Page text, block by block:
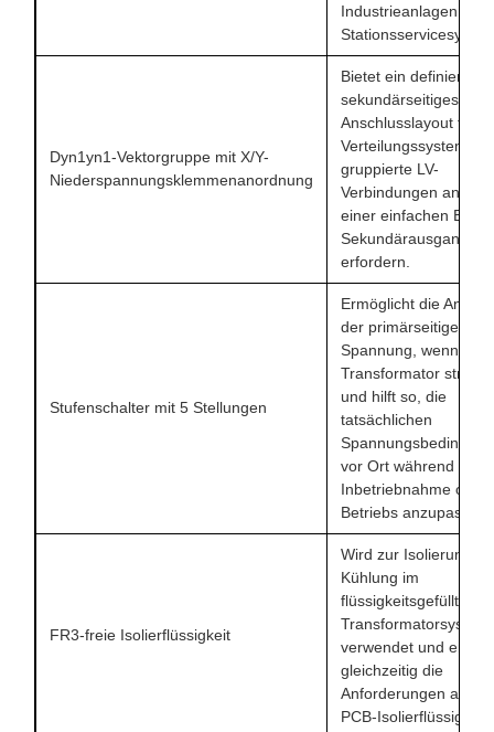
Industrieanlagen und
Dyn1yn1-Vektorgruppe mit X/Y-
Niederspannungsklemmenanordnung
Bietet ein definiertes
sekundärseitiges
Anschlusslayout für
Verteilungssysteme,
gruppierte LV-
Verbindungen
einer einfachen
erfordern.
Stufenschalter mit 5 Stellungen
Ermöglicht die
der primärseitigen
Spannung, wenn der
Transformator
und hilft so, die
tatsächlichen
vor Ort während der
Inbetriebnahme oder
Betriebs anzupassen.
FR3-freie Isolierflüssigkeit
Wird zur Isolierung
Kühlung im
flüssigkeitsgefüllten
Transformatorsystem
verwendet und erfüllt
gleichzeitig die
Anforderungen an
PCB-